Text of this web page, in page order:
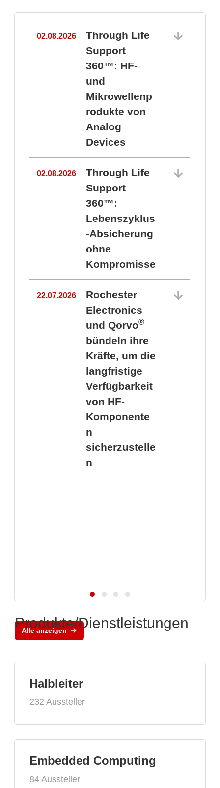
02.08.2026
Through Life
Support
360™: HF-
und
Mikrowellenp
rodukte von
Analog
Devices
02.08.2026
Through Life
Support
360™:
Lebenszyklus
-Absicherung
ohne
Kompromisse
22.07.2026
Rochester
Electronics
und Qorvo®
bündeln ihre
Kräfte, um die
langfristige
Verfügbarkeit
von HF-
Komponente
n
sicherzustelle
n
Alle anzeigen
Produkte/Dienstleistungen
Halbleiter
232 Aussteller
Embedded Computing
84 Aussteller